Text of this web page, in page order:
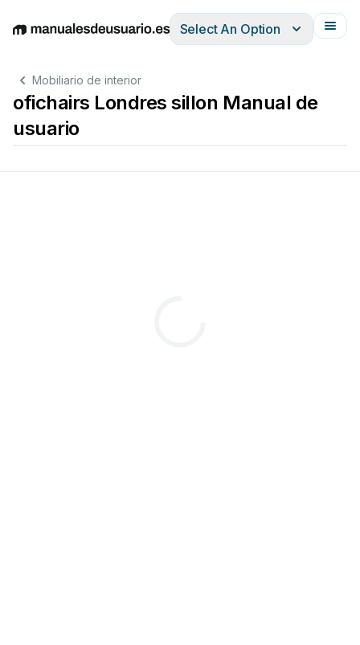
EnglishDeutschEspañolItalianoFrançais
Select An Option
Mobiliario de interior
ofichairs Londres sillon Manual de
usuario